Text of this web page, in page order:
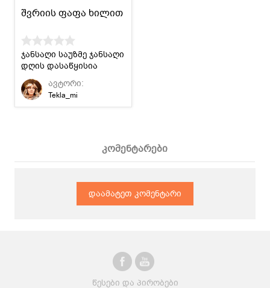
შვრიის ფაფა ხილით
ჯანსაღი საუზმე ჯანსაღი
დღის დასაწყისია
ავტორი:
Tekla_mi
კომენტარები
დაამატეთ კომენტარი
წესები და პირობები